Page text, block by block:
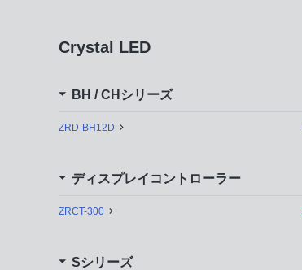
Crystal LED
BH / CHシリーズ
ZRD-BH12D
ディスプレイコントローラー
ZRCT-300
Sシリーズ